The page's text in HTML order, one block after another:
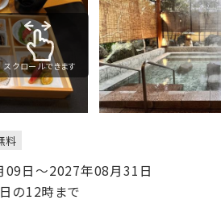
スクロールできます
料
09日～2027年08月31日
の12時まで